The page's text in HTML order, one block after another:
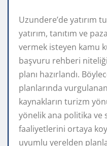
Uzundere’de yatırım
yatırım, tanıtım ve
vermek isteyen kamu
başvuru rehberi
planı hazırlandı.
planlarında
kaynakların turizm
yönelik ana politika
faaliyetlerini ortaya
uyumlu yerelden